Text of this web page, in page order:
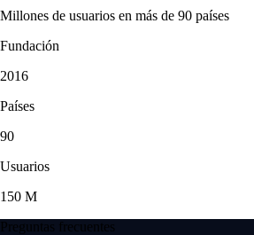
Millones de usuarios en más de 90 países
Fundación
2016
Países
90
Usuarios
150 M
Preguntas frecuentes